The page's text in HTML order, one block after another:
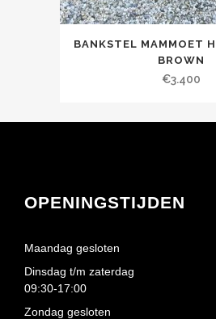
BANKSTEL MAMMOET
BROWN
€3.400
OPENINGSTIJDEN
Maandag gesloten
Dinsdag t/m zaterdag
09:30-17:00
Zondag gesloten